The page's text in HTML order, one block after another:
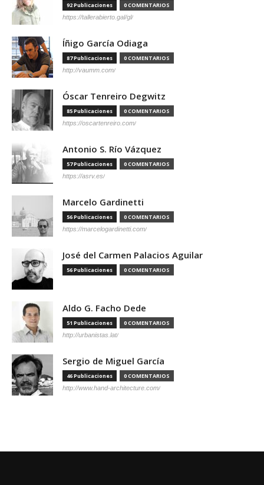
92 Publicaciones 0 COMENTARIOS
https://tallerabierto.gal/gl/
Íñigo García Odiaga
87 Publicaciones 0 COMENTARIOS
http://vaumm.com/
Óscar Tenreiro Degwitz
85 Publicaciones 0 COMENTARIOS
https://oscartenreiro.com/
Antonio S. Río Vázquez
57 Publicaciones 0 COMENTARIOS
https://asrv.es/
Marcelo Gardinetti
56 Publicaciones 0 COMENTARIOS
https://marcelogardinetti.com/
José del Carmen Palacios Aguilar
56 Publicaciones 0 COMENTARIOS
Aldo G. Facho Dede
51 Publicaciones 0 COMENTARIOS
http://urbanistas.lat/
Sergio de Miguel García
46 Publicaciones 0 COMENTARIOS
http://www.hand-architecture.com/